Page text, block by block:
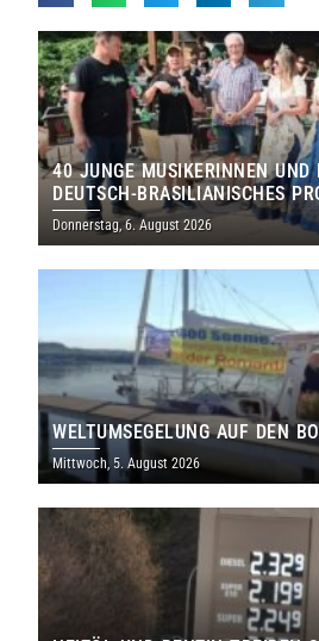
40 JUNGE MUSIKERINNEN UND
DEUTSCH-BRASILIANISCHES
THOLEY
Donnerstag, 6. August 2026
WELTUMSEGELUNG AUF DEN
Mittwoch, 5. August 2026